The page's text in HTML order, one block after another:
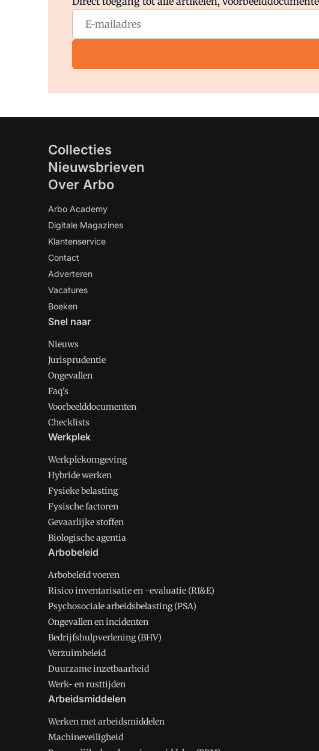
Collecties
Nieuwsbrieven
Over Arbo
Arbo Academy
Digitale Magazines
Klantenservice
Contact
Adverteren
Vacatures
Boeken
Snel naar
Nieuws
Jurisprudentie
Ongevallen
Faq's
Voorbeelddocumenten
Checklists
Werkplek
Werkplekomgeving
Hybride werken
Fysieke belasting
Fysische factoren
Gevaarlijke stoffen
Biologische agentia
Arbobeleid
Arbobeleid voeren
Risico inventarisatie en -evaluatie (RI&E)
Psychosociale arbeidsbelasting (PSA)
Ongevallen en incidenten
Bedrijfshulpverlening (BHV)
Verzuimbeleid
Duurzame inzetbaarheid
Werk- en rusttijden
Arbeidsmiddelen
Werken met arbeidsmiddelen
Machineveiligheid